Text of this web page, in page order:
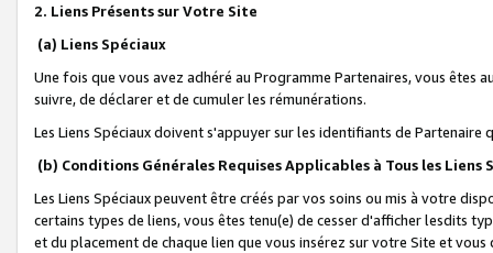
2. Liens Présents sur Votre Site
(a) Liens Spéciaux
Une fois que vous avez adhéré au Programme Partenaires, vous êtes
suivre, de déclarer et de cumuler les rémunérations.
Les Liens Spéciaux doivent s'appuyer sur les identifiants de Partenaire
(b) Conditions Générales Requises Applicables à Tous les Liens
Les Liens Spéciaux peuvent être créés par vos soins ou mis à votre
certains types de liens, vous êtes tenu(e) de cesser d'afficher lesdits
et du placement de chaque lien que vous insérez sur votre Site et